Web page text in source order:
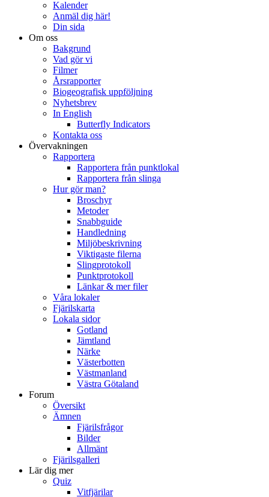
Kalender
Anmäl dig här!
Din sida
Om oss
Bakgrund
Vad gör vi
Filmer
Årsrapporter
Biogeografisk uppföljning
Nyhetsbrev
In English
Butterfly Indicators
Kontakta oss
Övervakningen
Rapportera
Rapportera från punktlokal
Rapportera från slinga
Hur gör man?
Broschyr
Metoder
Snabbguide
Handledning
Miljöbeskrivning
Viktigaste filerna
Slingprotokoll
Punktprotokoll
Länkar & mer filer
Våra lokaler
Fjärilskarta
Lokala sidor
Gotland
Jämtland
Närke
Västerbotten
Västmanland
Västra Götaland
Forum
Översikt
Ämnen
Fjärilsfrågor
Bilder
Allmänt
Fjärilsgalleri
Lär dig mer
Quiz
Vitfjärilar